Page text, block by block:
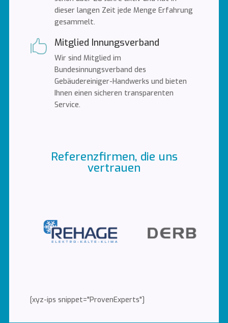
dieser langen Zeit jede Menge Erfahrung
gesammelt.
 Mitglied Innungsverband
Wir sind Mitglied im
Bundesinnungsverband des
Gebäudereiniger-Handwerks und bieten
Ihnen einen sicheren transparenten
Service.
Referenzfirmen, die uns
vertrauen
[xyz-ips snippet="ProvenExperts"]